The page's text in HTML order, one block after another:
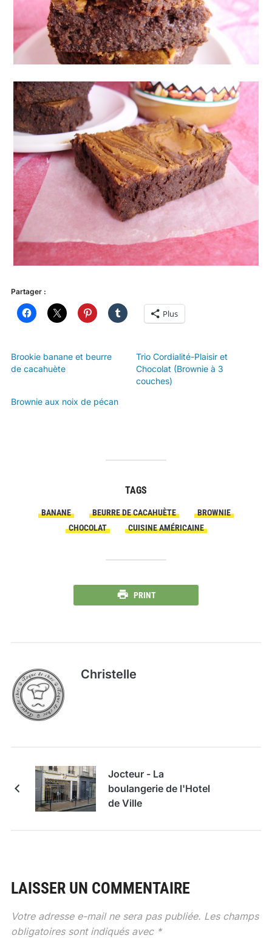
Partager :
Plus
Brookie banane et beurre
de cacahuète
Trio Cordialité-Plaisir et
Chocolat (Brownie à 3
couches)
Brownie aux noix de pécan
TAGS
BANANE BEURRE DE CACAHUÈTE
BROWNIE
CHOCOLAT
CUISINE AMÉRICAINE
PRINT
Christelle
Jocteur - La
boulangerie de l'Hotel
de Ville
LAISSER UN COMMENTAIRE
Votre adresse e-mail ne sera pas publiée. Les champs
obligatoires sont indiqués avec *